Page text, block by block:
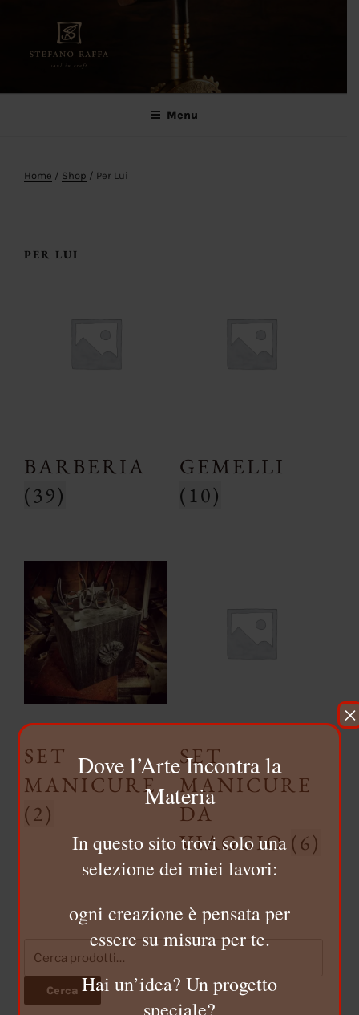
Stefano Raffa
Menu
Home / Shop / Per Lui
PER LUI
BARBERIA
(39)
GEMELLI
(10)
SET
MANICURE
(2)
SET
MANICURE
DA
VIAGGIO(6)
Cerca
Dove l’Arte Incontra la
Materia
In questo sito trovi solo una
selezione dei miei lavori:
ogni creazione è pensata per
essere su misura per te.
Hai un’idea? Un progetto
speciale?
×